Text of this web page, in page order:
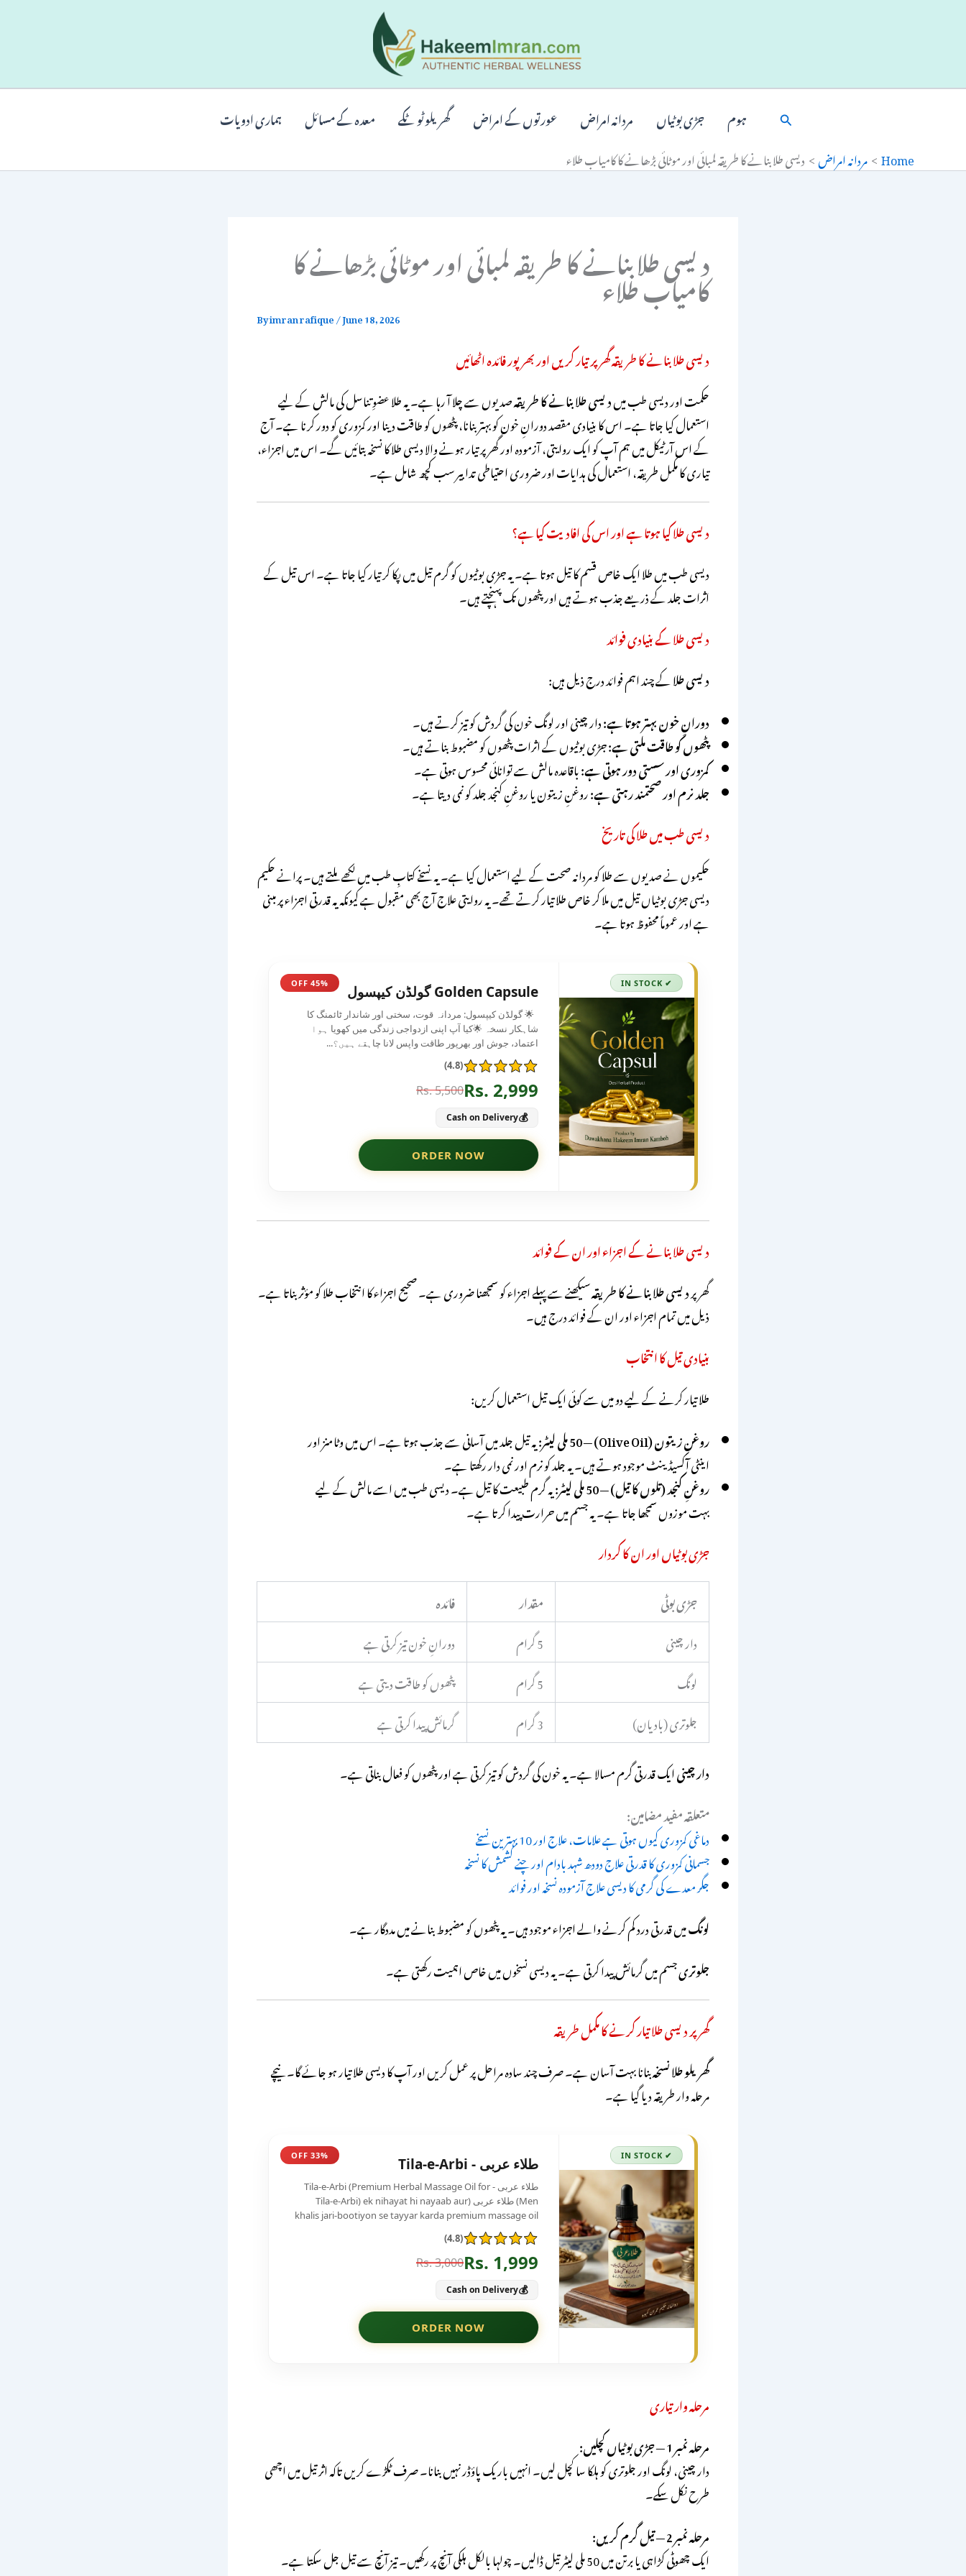
Search ہوم جڑی بوٹیاں مردانہ امراض عورتوں کے امراض گھریلو ٹوٹکے معدہ کے مسائل
ہماری ادویات
Home مردانہ امراض دیسی طلا بنانے کا طریقہ لمبائی اور موٹائی بڑھانے کا کامیاب طلاء
دیسی طلا بنانے کا طریقہ لمبائی اور موٹائی بڑھانے کا
کامیاب طلاء
Byimran rafique/June 18, 2026
دیسی طلا بنانے کا طریقہ گھر پر تیار کریں اور بھرپور فائدہ اٹھائیں
حکمت اور دیسی طب میںدیسی طلا بنانے کا طریقہصدیوں سے چلا آ رہا ہے۔ یہ طلا عضوِ تناسل کی مالش کے لیے
استعمال کیا جاتا ہے۔ اس کا بنیادی مقصد دورانِ خون کو بہتر بنانا، پٹھوں کو طاقت دینا اور کمزوری کو دور کرنا ہے۔ آج
کے اس آرٹیکل میں ہم آپ کو ایک روایتی، آزمودہ اور گھر پر تیار ہونے والا دیسی طلا کا نسخہ بتائیں گے۔ اس میں اجزاء،
تیاری کا مکمل طریقہ، استعمال کی ہدایات اور ضروری احتیاطی تدابیر سب کچھ شامل ہے۔
دیسی طلا کیا ہوتا ہے اور اس کی افادیت کیا ہے؟
دیسی طب میں طلا ایک خاص قسم کا تیل ہوتا ہے۔ یہ جڑی بوٹیوں کو گرم تیل میں پکا کر تیار کیا جاتا ہے۔ اس تیل کے
اثرات جلد کے ذریعے جذب ہوتے ہیں اور پٹھوں تک پہنچتے ہیں۔
دیسی طلا کے بنیادی فوائد
دیسی طلاکے چند اہم فوائد درج ذیل ہیں:
دورانِ خون بہتر ہوتا ہے:دار چینی اور لونگ خون کی گردش کو تیز کرتے ہیں۔
پٹھوں کو طاقت ملتی ہے:جڑی بوٹیوں کے اثرات پٹھوں کو مضبوط بناتے ہیں۔
کمزوری اور سستی دور ہوتی ہے:باقاعدہ مالش سے توانائی محسوس ہوتی ہے۔
جلد نرم اور صحتمند رہتی ہے:روغنِ زیتون یا روغنِ کنجد جلد کو نمی دیتا ہے۔
دیسی طب میں طلا کی تاریخ
حکیموں نے صدیوں سے طلا کو مردانہ صحت کے لیے استعمال کیا ہے۔ یہ نسخے کتابِ طب میں لکھے ملتے ہیں۔ پرانے حکیم
دیسی جڑی بوٹیاں تیل میں ملا کر خاص طلا تیار کرتے تھے۔ یہ روایتی علاج آج بھی مقبول ہے کیونکہ یہ قدرتی اجزاء پر مبنی
ہے اور عموماً محفوظ ہوتا ہے۔
دیسی طلا بنانے کے اجزاء اور ان کے فوائد
گھر پردیسی طلا بنانے کا طریقہسیکھنے سے پہلے اجزاء کو سمجھنا ضروری ہے۔ صحیح اجزاء کا انتخاب طلا کو مؤثر بناتا ہے۔
ذیل میں تمام اجزاء اور ان کے فوائد درج ہیں۔
بنیادی تیل کا انتخاب
طلا تیار کرنے کے لیے دو میں سے کوئی ایک تیل استعمال کریں:
روغنِ زیتون (Olive Oil) — 50 ملی لیٹر:
یہ تیل جلد میں آسانی سے جذب ہوتا ہے۔ اس میں وٹامنز اور
اینٹی آکسیڈینٹ موجود ہوتے ہیں۔ یہ جلد کو نرم اور نمی دار رکھتا ہے۔
روغنِ کنجد (تلوں کا تیل) — 50 ملی لیٹر:
یہ گرم طبیعت کا تیل ہے۔ دیسی طب میں اسے مالش کے لیے
بہت موزوں سمجھا جاتا ہے۔ یہ جسم میں حرارت پیدا کرتا ہے۔
جڑی بوٹیاں اور ان کا کردار
جڑی بوٹی
مقدار
فائدہ
دار چینی
5 گرام
دورانِ خون تیز کرتی ہے
لونگ
5 گرام
پٹھوں کو طاقت دیتی ہے
جلوتری (بادیان)
3 گرام
گرمائش پیدا کرتی ہے
دار چینیایک قدرتی گرم مسالا ہے۔ یہ خون کی گردش کو تیز کرتی ہے اور پٹھوں کو فعال بناتی ہے۔
متعلقہ مفید مضامین:
دماغی کمزوری کیوں ہوتی ہے علامات، علاج اور 10 بہترین نسخے
جسمانی کمزوری کا قدرتی علاج دودھ شہد بادام اور چنے کشمش کا نسخہ
جگر معدے کی گرمی کا دیسی علاج آزمودہ نسخہ اور فوائد
لونگمیں قدرتی درد کم کرنے والے اجزاء موجود ہیں۔ یہ پٹھوں کو مضبوط بنانے میں مددگار ہے۔
جلوتریجسم میں گرمائش پیدا کرتی ہے۔ یہ دیسی نسخوں میں خاص اہمیت رکھتی ہے۔
گھر پر دیسی طلا تیار کرنے کا مکمل طریقہ
گھریلو طلا نسخہبنانا بہت آسان ہے۔ صرف چند سادہ مراحل پر عمل کریں اور آپ کا دیسی طلا تیار ہو جائے گا۔ نیچے
مرحلہ وار طریقہ دیا گیا ہے۔
مرحلہ وار تیاری
مرحلہ نمبر 1 — جڑی بوٹیاں کچلیں:
دار چینی، لونگ اور جلوتری کو ہلکا سا کچل لیں۔ انہیں باریک پاؤڈر نہیں بنانا۔ صرف ٹکڑے کریں تاکہ اثر تیل میں اچھی
طرح نکل سکے۔
مرحلہ نمبر 2 — تیل گرم کریں:
ایک چھوٹی کڑاہی یا برتن میں 50 ملی لیٹر تیل ڈالیں۔ چولہا بالکل ہلکی آنچ پر رکھیں۔ تیز آنچ سے تیل جل سکتا ہے۔